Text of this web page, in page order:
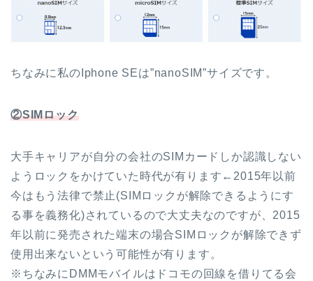
ちなみに私のIphone SEは”nanoSIM”サイズです。
②SIMロック
大手キャリアが自分の会社のSIMカードしか認識しない
ようロックをかけていた時代が有ります←2015年以前
今はもう法律で禁止(SIMロックが解除できるようにす
る事を義務化)されているので大丈夫なのですが、2015
年以前に発売された端末の場合SIMロックが解除できず
使用出来ないという可能性が有ります。
※ちなみにDMMモバイルはドコモの回線を借りてる会